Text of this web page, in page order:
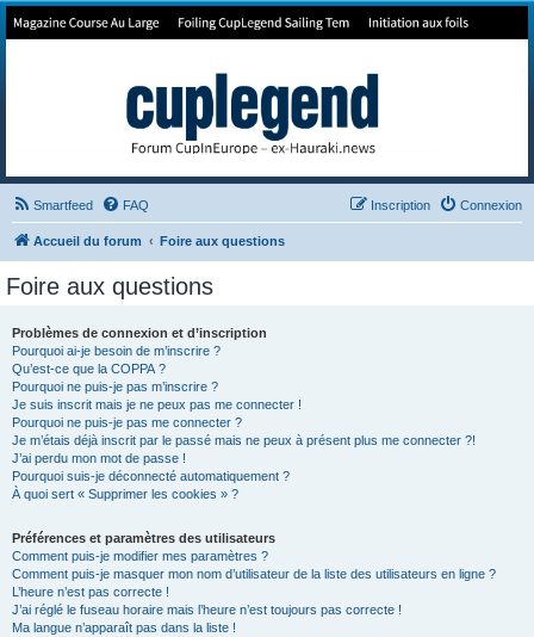
Forum de Cup In Europe
Smartfeed FAQ Connexion
Inscription
Accueil du forum Foire aux questions
Foire aux questions
Problèmes de connexion et d’inscription
Pourquoi ai-je besoin de m’inscrire ?
Qu’est-ce que la COPPA ?
Pourquoi ne puis-je pas m’inscrire ?
Je suis inscrit mais je ne peux pas me connecter !
Pourquoi ne puis-je pas me connecter ?
Je m’étais déjà inscrit par le passé mais ne peux à présent plus me connecter ?!
J’ai perdu mon mot de passe !
Pourquoi suis-je déconnecté automatiquement ?
À quoi sert « Supprimer les cookies » ?
Préférences et paramètres des utilisateurs
Comment puis-je modifier mes paramètres ?
Comment puis-je masquer mon nom d’utilisateur de la liste des utilisateurs en ligne ?
L’heure n’est pas correcte !
J’ai réglé le fuseau horaire mais l’heure n’est toujours pas correcte !
Ma langue n’apparaît pas dans la liste !